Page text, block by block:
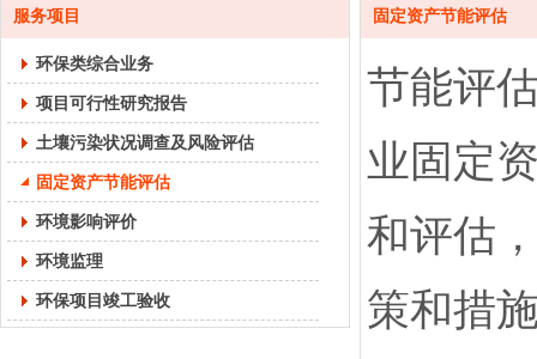
服务项目
环保类综合业务
项目可行性研究报告
土壤污染状况调查及风险评估
固定资产节能评估
环境影响评价
环境监理
环保项目竣工验收
固定资产节能评估
节能评
业固定
和评估
策和措